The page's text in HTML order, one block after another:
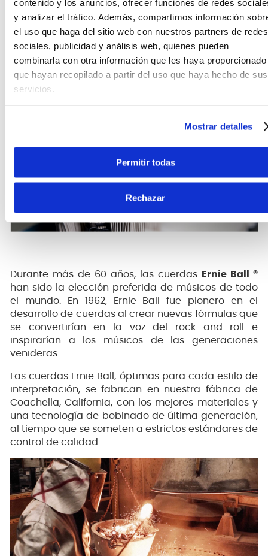
contenido y los anuncios, ofrecer funciones de redes
y analizar el tráfico. Además, compartimos información
el uso que haga del sitio web con nuestros partners de redes
sociales, publicidad y análisis web, quienes pueden
combinarla con otra información que les haya proporcionado
que hayan recopilado a partir del uso que haya hecho de sus
servicios.
Mostrar detalles
Permitir todas
Rechazar
Las cuerdas Ernie Ballcon su amplia variedad
permiten que cualquier músico consiga la calidad
tonal y el sonido perfecto que está buscando.
Músicos de talla mundial como Eric Clapton, Paul
McCartney, Slash, Metallica y John Mayer confían
en las cuerdas de Ernie Ball para producir sus
sonidos únicos y personales.
Durante más de 60 años, las cuerdas
Ernie Ball ®
han sido la elección preferida de músicos de todo
el mundo. En 1962, Ernie Ball fue pionero en el
desarrollo de cuerdas al crear nuevas fórmulas que
se convertirían en la voz del rock and roll e
inspirarían a los músicos de las generaciones
venideras.
Las cuerdas Ernie Ball, óptimas para cada estilo de
interpretación, se fabrican en nuestra fábrica de
Coachella, California, con los mejores materiales y
una tecnología de bobinado de última generación,
al tiempo que se someten a estrictos estándares de
control de calidad.